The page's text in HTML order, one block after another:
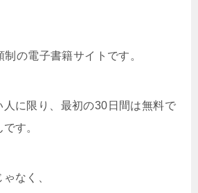
の電子書籍サイトです。
に限り、最初の30日間は無料で
す。
なく、